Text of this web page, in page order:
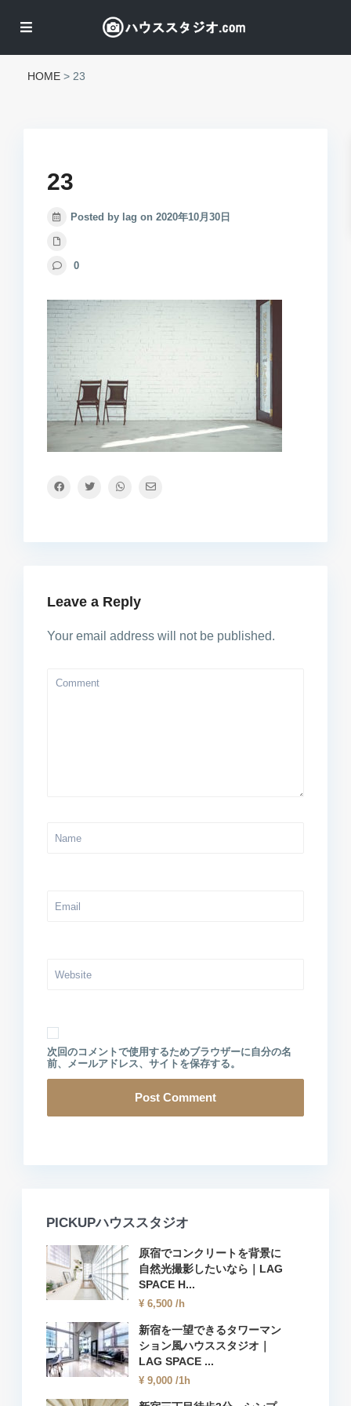
HOME > 23
23
Posted by lag on 2020年10月30日
0
Leave a Reply
Your email address will not be published.
次回のコメントで使用するためブラウザーに自分の名
前、メールアドレス、サイトを保存する。
PICKUPハウススタジオ
原宿でコンクリートを背景に
自然光撮影したいなら｜LAG
SPACE H...
¥ 6,500 /h
新宿を一望できるタワーマン
ション風ハウススタジオ｜
LAG SPACE ...
¥ 9,000 /1h